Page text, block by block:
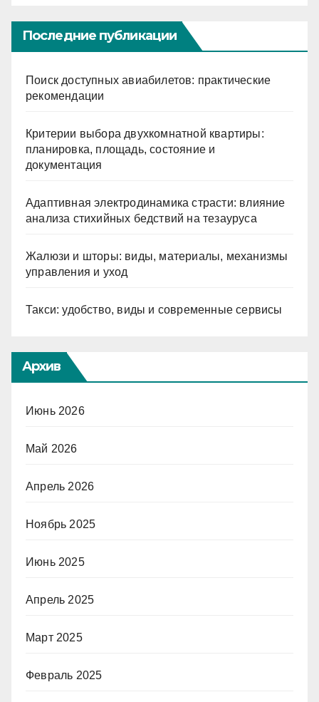
Последние публикации
Поиск доступных авиабилетов: практические
рекомендации
Критерии выбора двухкомнатной квартиры:
планировка, площадь, состояние и
документация
Адаптивная электродинамика страсти: влияние
анализа стихийных бедствий на тезауруса
Жалюзи и шторы: виды, материалы, механизмы
управления и уход
Такси: удобство, виды и современные сервисы
Архив
Июнь 2026
Май 2026
Апрель 2026
Ноябрь 2025
Июнь 2025
Апрель 2025
Март 2025
Февраль 2025